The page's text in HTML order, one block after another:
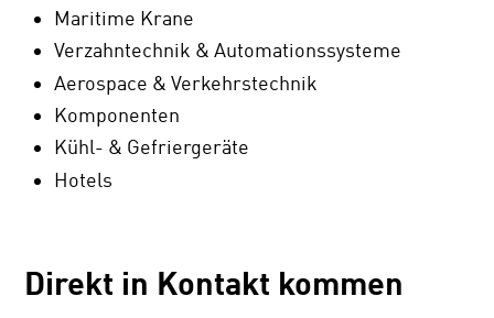
Maritime Krane
Verzahntechnik & Automations­systeme
Aerospace & Verkehrstechnik
Komponenten
Kühl- & Gefriergeräte
Hotels
Direkt in Kontakt kommen